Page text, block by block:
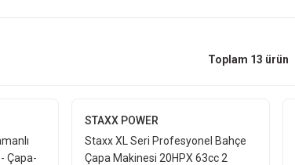
Toplam 13 ürün
Çapa-
STAXX POWER
Staxx XL Seri Profesyonel Bahçe
Çapa Makinesi 20HPX 63cc 2